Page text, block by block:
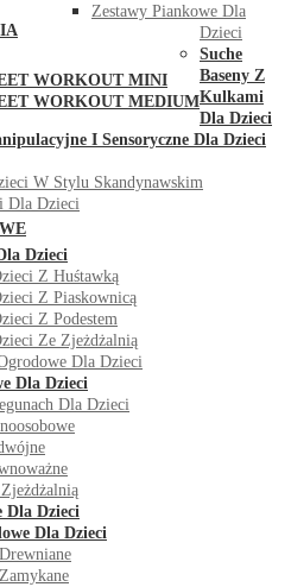
WORKOUT MINI
WORKOUT MEDIUM
Zestawy Piankowe Dla
Dzieci
Suche
Baseny Z
Kulkami
Dla Dzieci
I Sensoryczne Dla Dzieci
W Stylu Skandynawskim
Dla Dzieci
Dzieci
Z Huśtawką
Z Piaskownicą
Z Podestem
Ze Zjeżdżalnią
Dla Dzieci
Dla Dzieci
Dla Dzieci
Dla Dzieci
Dla Dzieci